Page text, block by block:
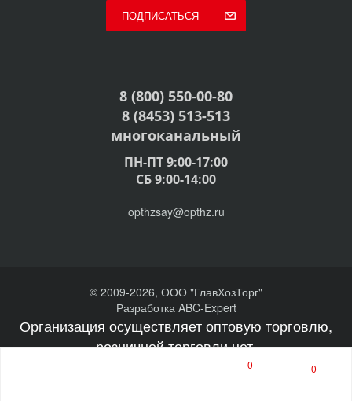
ПОДПИСАТЬСЯ
8 (800) 550-00-80
8 (8453) 513-513
многоканальный
ПН-ПТ 9:00-17:00
СБ 9:00-14:00
opthzsay@opthz.ru
© 2009-2026, ООО "ГлавХозТорг"
Разработка ABC-Expert
Организация осуществляет оптовую торговлю,
розничной торговли нет.
0 0